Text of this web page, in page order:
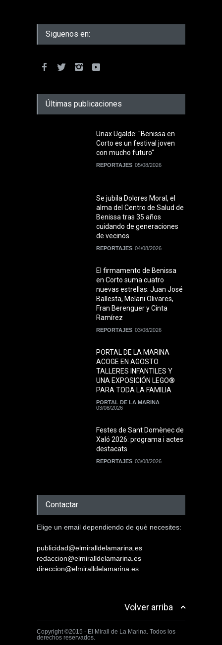
Siguenos en:
Últimas publicaciones
Unax Ugalde: "Benissa en
Corto es un festival joven
con mucho futuro"
REPORTAJES 05/08/2026
Se jubila Dolores Moral, el
alma del Centro de Salud de
Benissa tras 35 años
cuidando de generaciones
de vecinos
REPORTAJES 04/08/2026
El firmamento de Benissa
en Corto suma cuatro
nuevas estrellas: Juan José
Ballesta, Melani Olivares,
Fran Berenguer y Cinta
Ramírez
REPORTAJES 03/08/2026
PORTAL DE LA MARINA
ACOGE EN AGOSTO
TALLERES INFANTILES Y
UNA EXPOSICIÓN LEGO®
PARA TODA LA FAMILIA
PORTAL DE LA MARINA
03/08/2026
Festes de Sant Domènec de
Xaló 2026: programa i actes
destacats
REPORTAJES 03/08/2026
Contactar
Elige un email dependiendo de què necesites:
publicidad@elmiralldelamarina.es
redaccion@elmiralldelamarina.es
direccion@elmiralldelamarina.es
Volver arriba
Copyright ©2015 - El Mirall de La Marina. Todos los
derechos reservados.